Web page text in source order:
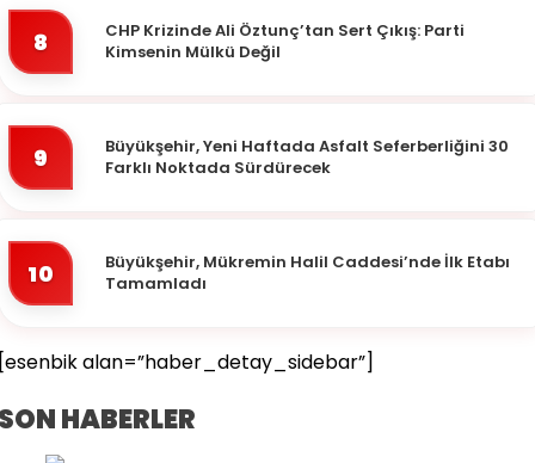
8
CHP Krizinde Ali Öztunç’tan Sert Çıkış: Parti
Kimsenin Mülkü Değil
9
Büyükşehir, Yeni Haftada Asfalt Seferberliğini 30
Farklı Noktada Sürdürecek
10
Büyükşehir, Mükremin Halil Caddesi’nde İlk Etabı
Tamamladı
alan=”haber_detay_sidebar”]
HABERLER